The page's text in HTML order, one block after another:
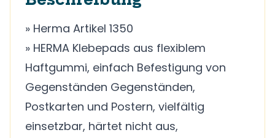
» Herma Artikel 1350
» HERMA Klebepads aus flexiblem
Haftgummi, einfach Befestigung von
Gegenständen Gegenständen,
Postkarten und Postern, vielfältig
einsetzbar, härtet nicht aus,